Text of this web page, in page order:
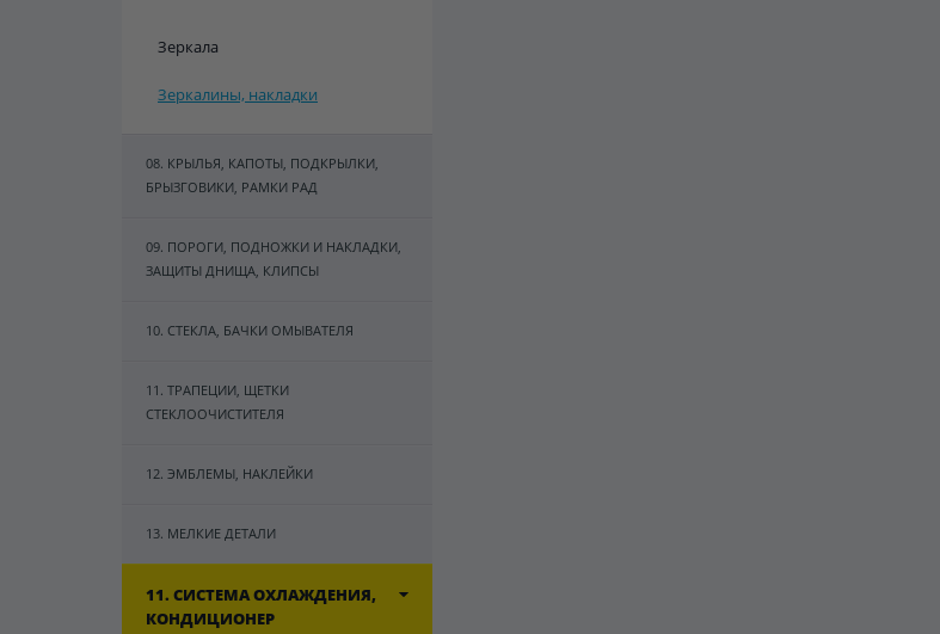
Зеркала
Зеркалины, накладки
08. КРЫЛЬЯ, КАПОТЫ, ПОДКРЫЛКИ,
БРЫЗГОВИКИ, РАМКИ РАД
09. ПОРОГИ, ПОДНОЖКИ И НАКЛАДКИ,
ЗАЩИТЫ ДНИЩА, КЛИПСЫ
10. СТЕКЛА, БАЧКИ ОМЫВАТЕЛЯ
11. ТРАПЕЦИИ, ЩЕТКИ
СТЕКЛООЧИСТИТЕЛЯ
12. ЭМБЛЕМЫ, НАКЛЕЙКИ
13. МЕЛКИЕ ДЕТАЛИ
11. СИСТЕМА ОХЛАЖДЕНИЯ,
КОНДИЦИОНЕР